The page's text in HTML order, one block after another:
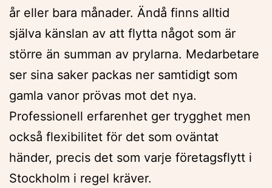
år eller bara månader. Ändå finns alltid
själva känslan av att flytta något som är
större än summan av prylarna. Medarbetare
ser sina saker packas ner samtidigt som
gamla vanor prövas mot det nya.
Professionell erfarenhet ger trygghet men
också flexibilitet för det som oväntat
händer, precis det som varje företagsflytt i
Stockholm i regel kräver.